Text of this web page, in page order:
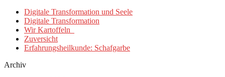
Digitale Transformation und Seele
Digitale Transformation
Wir Kartoffeln
Zuversicht
Erfahrungsheilkunde: Schafgarbe
Archiv